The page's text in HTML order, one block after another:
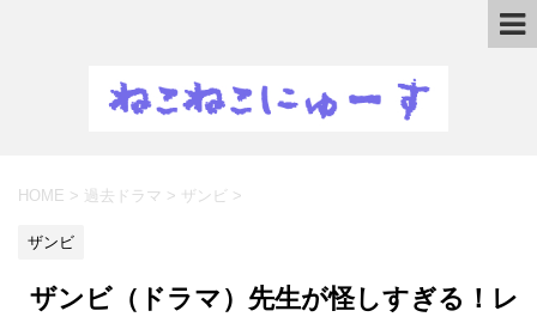
HOME > 過去ドラマ > ザンビ >
ザンビ
ザンビ（ドラマ）先生が怪しすぎる！レ